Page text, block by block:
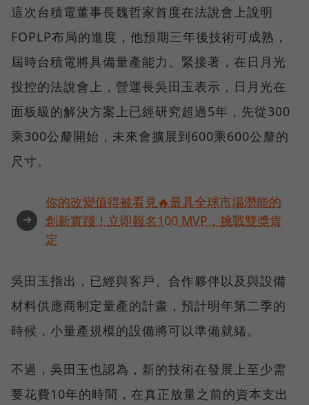
這次台積電董事長魏哲家首度在法說會上說明
FOPLP布局的進度，他預期三年後技術可成熟，
屆時台積電將具備量產能力。緊接著，在日月光
投控的法說會上，營運長吳田玉表示，日月光在
面板級的解決方案上已經研究超過5年，先從300
乘300公釐開始，未來會擴展到600乘600公釐的
尺寸。
➜
你的改變值得被看見🔥最具全球市場潛能的
創新實踐！立即報名100 MVP，挑戰雙獎肯
定
吳田玉指出，已經與客戶、合作夥伴以及與設備
材料供應商制定量產的計畫，預計明年第二季的
時候，小量產規模的設備將可以準備就緒。
不過，吳田玉也認為，新的技術在發展上至少需
要花費10年的時間，在真正放量之前的資本支出